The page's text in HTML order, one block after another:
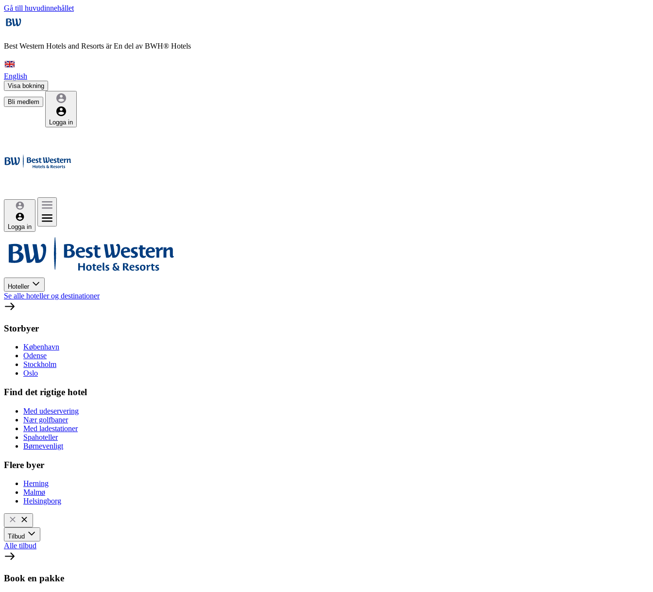
Gå till huvudinnehållet
Best Western Hotels and Resorts ärEn del av BWH® Hotels
English
Visa bokning
Bli medlem
Logga in
Logga in
Hoteller
Se alle hoteller og destinationer
Storbyer
København
Odense
Stockholm
Oslo
Find det rigtige hotel
Med udeservering
Nær golfbaner
Med ladestationer
Spahoteller
Børnevenligt
Flere byer
Herning
Malmø
Helsingborg
Tilbud
Alle tilbud
Book en pakke